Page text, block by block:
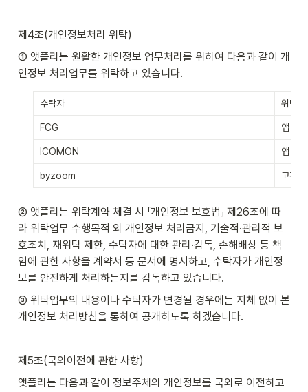
제4조(개인정보처리 위탁)
① 앳플리는 원활한 개인정보 업무처리를 위하여 다음과 같이 개
인정보 처리업무를 위탁하고 있습니다.
수탁자 위탁
FCG 앱 신
ICOMON 앱 유
byzoom 고객
② 앳플리는 위탁계약 체결 시 「개인정보 보호법」 제26조에 따
라 위탁업무 수행목적 외 개인정보 처리금지, 기술적·관리적 보
호조치, 재위탁 제한, 수탁자에 대한 관리·감독, 손해배상 등 책
임에 관한 사항을 계약서 등 문서에 명시하고, 수탁자가 개인정
보를 안전하게 처리하는지를 감독하고 있습니다.
③ 위탁업무의 내용이나 수탁자가 변경될 경우에는 지체 없이 본
개인정보 처리방침을 통하여 공개하도록 하겠습니다.
제5조(국외이전에 관한 사항)
앳플리는 다음과 같이 정보주체의 개인정보를 국외로 이전하고